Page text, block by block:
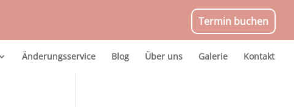
Termin buchen
Änderungsservice Blog Über uns Galerie Kontakt